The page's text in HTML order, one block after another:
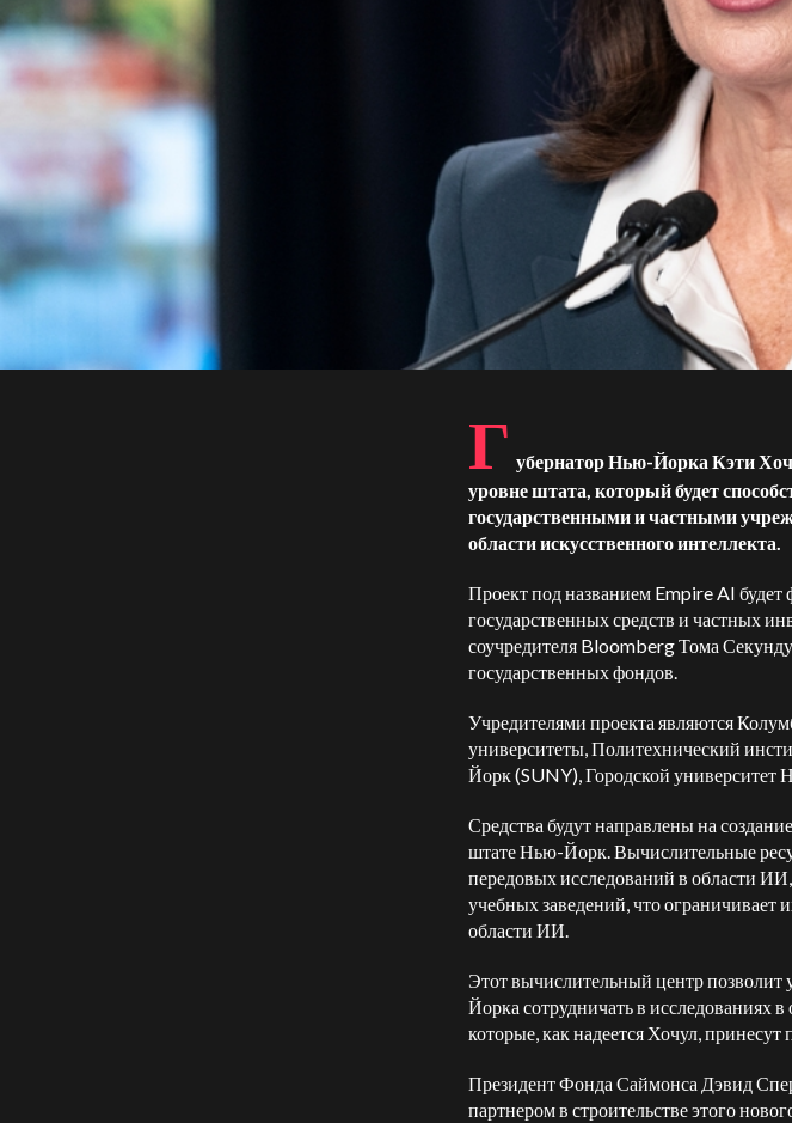
Г убернатор Нью-Йорка Кэти
уровне штата, который будет
государственными и частными
области искусственного интеллекта.
Проект под названием Empire AI будет
государственных средств и частных
соучредителя Bloomberg Тома
государственных фондов.
Учредителями проекта являются
университеты, Политехнический
Йорк (SUNY), Городской
Средства будут направлены на
штате Нью-Йорк. Вычислительные
передовых исследований в области
учебных заведений, что ограничивает
области ИИ.
Этот вычислительный центр
Йорка сотрудничать в исследованиях
которые, как надеется Хочул,
Президент Фонда Саймонса Дэвид
партнером в строительстве этого